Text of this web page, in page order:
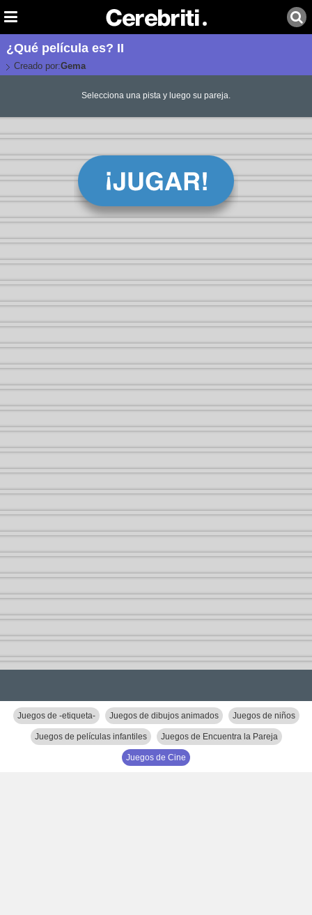
¿Qué película es? II
Creado por:Gema
Selecciona una pista y luego su pareja.
Juegos de -etiqueta- Juegos de dibujos animados Juegos de niños
Juegos de películas infantiles Juegos de Encuentra la Pareja
Juegos de Cine